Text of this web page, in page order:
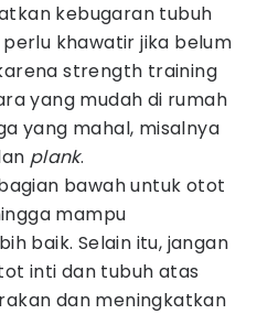
kebugaran tubuh
khawatir jika belum
strength training
yang mudah di rumah
yang mahal, misalnya
plank.
bawah untuk otot
mampu
baik. Selain itu, jangan
inti dan tubuh atas
dan meningkatkan